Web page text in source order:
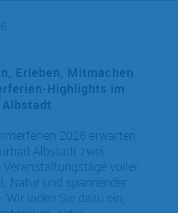
Erleben, Mitmachen
Highlights im
2026 erwarten
Albstadt zwei
Veranstaltungstage voller
Natur und spannender
Wir laden Sie dazu ein,